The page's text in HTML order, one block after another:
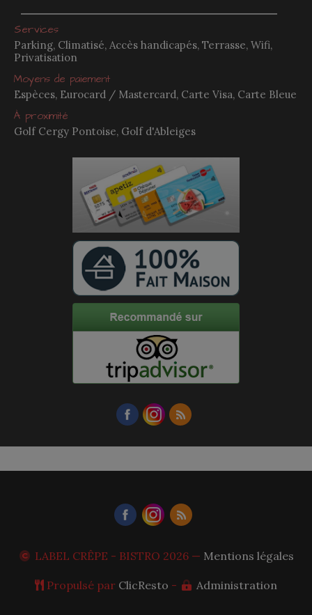
Services
Parking, Climatisé, Accès handicapés, Terrasse, Wifi,
Privatisation
Moyens de paiement
Espèces, Eurocard / Mastercard, Carte Visa, Carte Bleue
À proximité
Golf Cergy Pontoise, Golf d'Ableiges
LABEL CRÊPE - BISTRO 2026 — Mentions légales
Propulsé par ClicResto - Administration